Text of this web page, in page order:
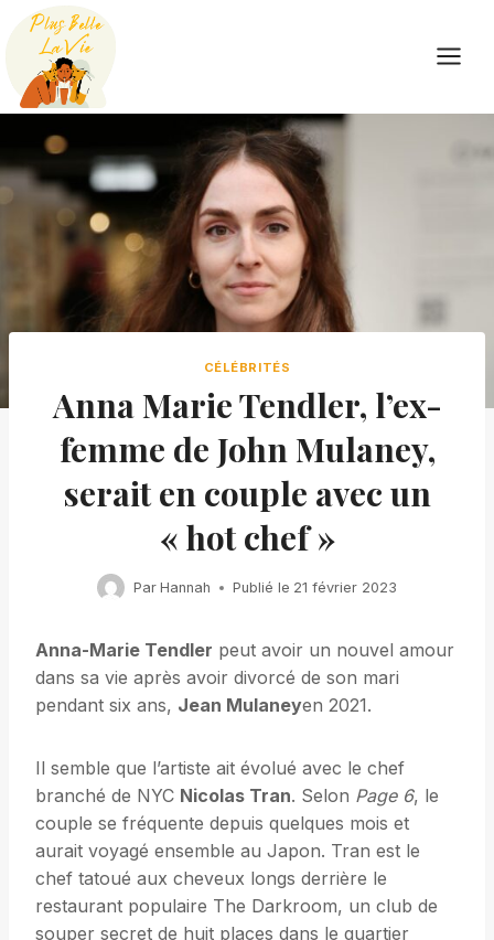
Skip
content
CÉLÉBRITÉS
Anna Marie Tendler, l’ex-
femme de John Mulaney,
serait en couple avec un
« hot chef »
Par Hannah Publié le 21 février 2023
Anna-Marie Tendler peut avoir un nouvel amour
dans sa vie après avoir divorcé de son mari
pendant six ans, Jean Mulaneyen 2021.
Il semble que l’artiste ait évolué avec le chef
branché de NYC Nicolas Tran. Selon Page 6, le
couple se fréquente depuis quelques mois et
aurait voyagé ensemble au Japon. Tran est le
chef tatoué aux cheveux longs derrière le
restaurant populaire The Darkroom, un club de
souper secret de huit places dans le quartier